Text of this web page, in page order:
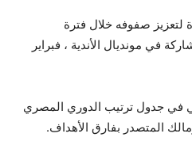
صفوفه خلال فترة
في مونديال الأندية ، فبراير
في جدول ترتيب الدوري المصري